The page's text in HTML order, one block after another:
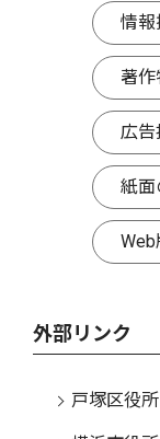
情報
著
広告
紙面
外部リンク
戸塚区役所